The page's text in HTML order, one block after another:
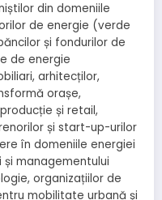
din domeniile
de energie (verde
și fondurilor de
de energie
arhitecților,
orașe,
și retail,
și start-up-urilor
în domeniile energiei
managementului
organizațiilor de
mobilitate urbană și